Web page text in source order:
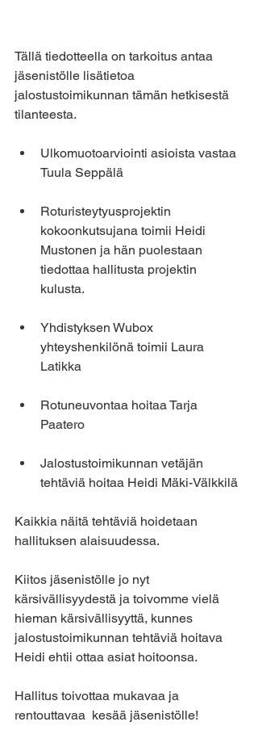
Tällä tiedotteella on tarkoitus antaa
jäsenistölle lisätietoa
jalostustoimikunnan tämän hetkisestä
tilanteesta.
Ulkomuotoarviointi asioista vastaa
Tuula Seppälä
Roturisteytyusprojektin
kokoonkutsujana toimii Heidi
Mustonen ja hän puolestaan
tiedottaa hallitusta projektin
kulusta.
Yhdistyksen Wubox
yhteyshenkilönä toimii Laura
Latikka
Rotuneuvontaa hoitaa Tarja
Paatero
Jalostustoimikunnan vetäjän
tehtäviä hoitaa Heidi Mäki-Välkkilä
Kaikkia näitä tehtäviä hoidetaan
hallituksen alaisuudessa.
Kiitos jäsenistölle jo nyt
kärsivällisyydestä ja toivomme vielä
hieman kärsivällisyyttä, kunnes
jalostustoimikunnan tehtäviä hoitava
Heidi ehtii ottaa asiat hoitoonsa.
Hallitus toivottaa mukavaa ja
rentouttavaa  kesää jäsenistölle!